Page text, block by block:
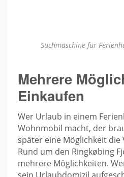
Suchmaschine für
Mehrere
Einkaufen
Wer Urlaub in einem
Wohnmobil macht, der
später eine Möglichkeit
Rund um den Ringkøbing
mehrere Möglichkeiten.